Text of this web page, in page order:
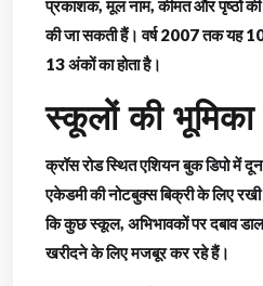
प्रकाशक, मूल नाम, कीमत और पृष्ठों की
की जा सकती हैं। वर्ष 2007 तक यह
13 अंकों का होता है।
स्कूलों की
क्रॉस रोड स्थित एशियन बुक डिपो में
एकेडमी की नोटबुक्स बिक्री के लिए
कि कुछ स्कूल, अभिभावकों पर दबाव
खरीदने के लिए मजबूर कर रहे हैं।